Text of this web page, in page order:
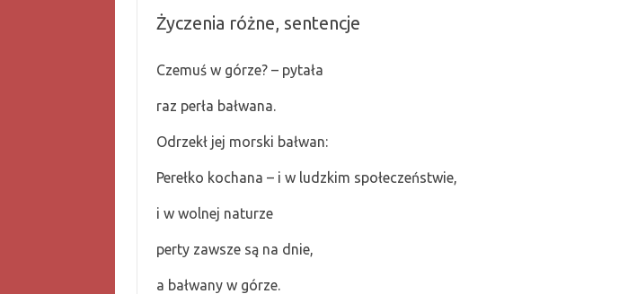
Życzenia różne, sentencje
Czemuś w górze? – pytała
raz perła bałwana.
Odrzekł jej morski bałwan:
Perełko kochana – i w ludzkim społeczeństwie,
i w wolnej naturze
perty zawsze są na dnie,
a bałwany w górze.